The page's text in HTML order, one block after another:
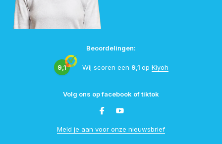
Beoordelingen:
9,1 Wij scoren een 9,1 op Kiyoh
Volg ons op facebook of tiktok
Meld je aan voor onze nieuwsbrief